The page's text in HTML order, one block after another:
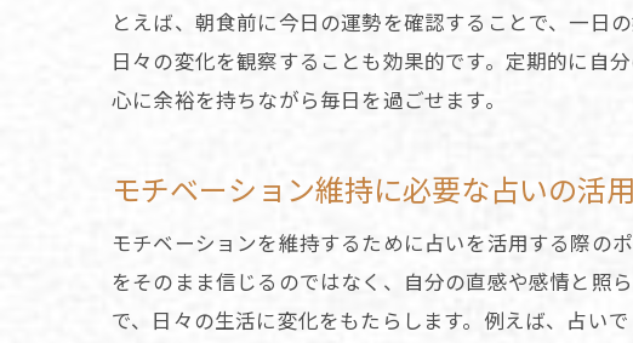
心
占
占
占
日
占
とえば、朝食前に今日の運勢を確認することで、一日
日々の変化を観察することも効果的です。定期的に自
心に余裕を持ちながら毎日を過ごせます。
モチベーション維持に必要な占いの活
モチベーションを維持するために占いを活用する際の
をそのまま信じるのではなく、自分の直感や感情と照
で、日々の生活に変化をもたらします。例えば、占い